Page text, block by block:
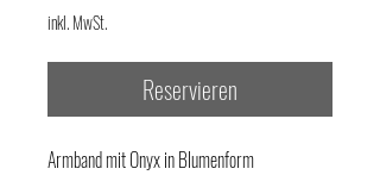
inkl. MwSt.
Reservieren
Armband mit Onyx in Blumenform